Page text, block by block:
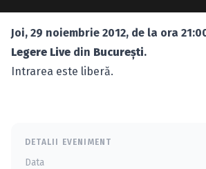
Joi, 29 noiembrie 2012, de la ora
Legere Live din Bucureşti.
Intrarea este liberă.
DETALII EVENIMENT
Data